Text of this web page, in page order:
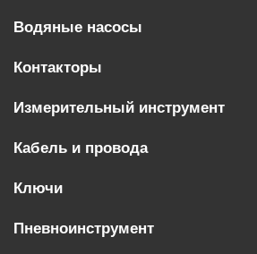
Водяные насосы
Контакторы
Измерительный инструмент
Кабель и провода
Ключи
Пневноинструмент